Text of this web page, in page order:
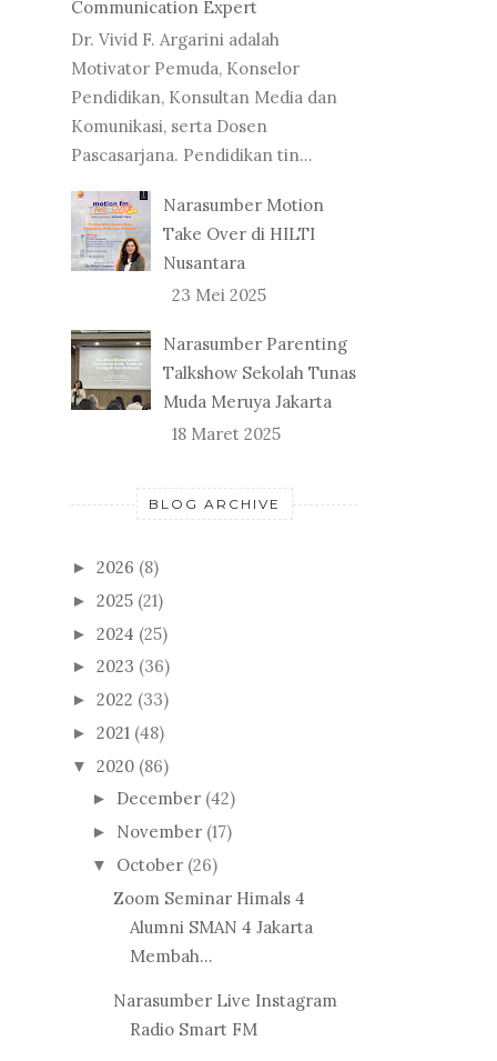
Communication Expert
Dr. Vivid F. Argarini adalah
Motivator Pemuda, Konselor
Pendidikan, Konsultan Media dan
Komunikasi, serta Dosen
Pascasarjana. Pendidikan tin...
Narasumber Motion
Take Over di HILTI
Nusantara
23 Mei 2025
Narasumber Parenting
Talkshow Sekolah Tunas
Muda Meruya Jakarta
18 Maret 2025
BLOG ARCHIVE
► 2026 (8)
► 2025 (21)
► 2024 (25)
► 2023 (36)
► 2022 (33)
► 2021 (48)
▼ 2020 (86)
► December (42)
► November (17)
▼ October (26)
Zoom Seminar Himals 4
Alumni SMAN 4 Jakarta
Membah...
Narasumber Live Instagram
Radio Smart FM